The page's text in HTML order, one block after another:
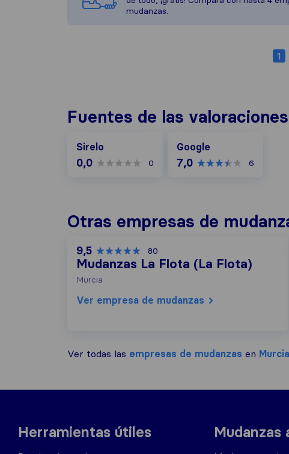
mudanzas.
1
Fuentes de las valoraciones
Sirelo
0,0 0
Google
7,0 6
Otras empresas de
9,5 80
Mudanzas La Flota (La Flota)
Murcia
Ver empresa de mudanzas
Ver todas las empresas de mudanzas en Murcia
Herramientas útiles Mudanzas